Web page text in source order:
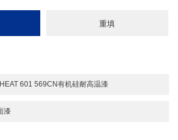
601 569CN有机硅耐高温漆
漆